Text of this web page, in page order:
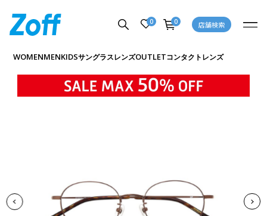
0 0 店舗検索
WOMENMENKIDSサングラスレンズOUTLETコンタクトレンズ
商品詳細ページへ